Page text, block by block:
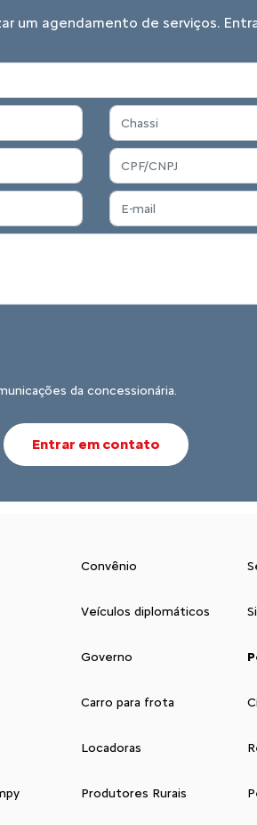
um agendamento de serviços.
da concessionária.
Entrar em contato
Convênio
Veículos diplomáticos
Governo
Carro para frota
Locadoras
Produtores Rurais